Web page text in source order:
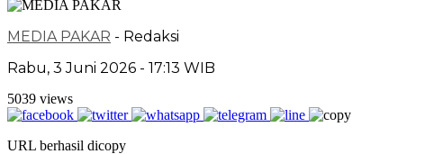
MEDIA PAKAR - Redaksi
Rabu, 3 Juni 2026 - 17:13 WIB
5039 views
URL berhasil dicopy